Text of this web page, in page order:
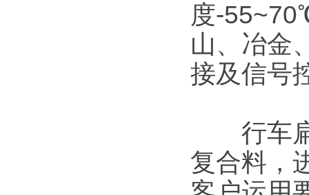
度-
山、冶金
接及信号
行车扁
复合料，